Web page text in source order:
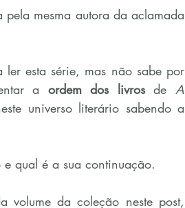
esta série, mas não sabe por
a ordem dos livros de A
universo literário sabendo a
qual é a sua continuação.
volume da coleção neste post,